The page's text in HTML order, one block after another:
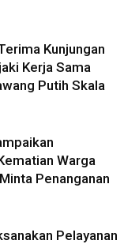
Kunjungan
Kerja Sama
Putih Skala
Warga
Penanganan
Pelayanan